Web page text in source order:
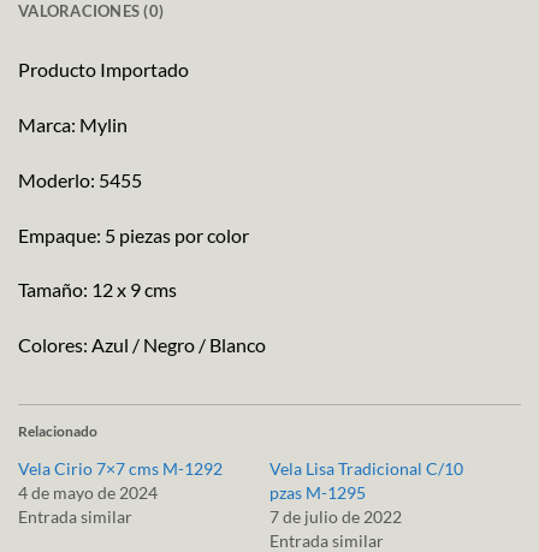
VALORACIONES (0)
Producto Importado
Marca: Mylin
Moderlo: 5455
Empaque: 5 piezas por color
Tamaño: 12 x 9 cms
Colores: Azul / Negro / Blanco
Relacionado
Vela Cirio 7×7 cms M-1292
4 de mayo de 2024
Entrada similar
Vela Lisa Tradicional C/10
pzas M-1295
7 de julio de 2022
Entrada similar